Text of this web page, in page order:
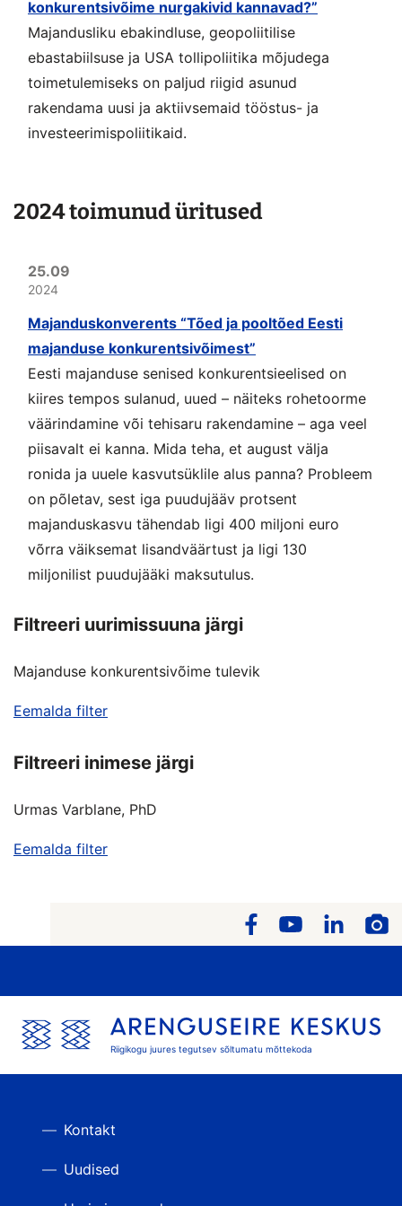
konkurentsivõime nurgakivid kannavad?”
Majandusliku ebakindluse, geopoliitilise
ebastabiilsuse ja USA tollipoliitika mõjudega
toimetulemiseks on paljud riigid asunud
rakendama uusi ja aktiivsemaid tööstus- ja
investeerimispoliitikaid.
2024 toimunud üritused
25.09
2024
Majanduskonverents “Tõed ja pooltõed Eesti
majanduse konkurentsivõimest”
Eesti majanduse senised konkurentsieelised on
kiires tempos sulanud, uued – näiteks rohetoorme
väärindamine või tehisaru rakendamine – aga veel
piisavalt ei kanna. Mida teha, et august välja
ronida ja uuele kasvutsüklile alus panna? Probleem
on põletav, sest iga puudujääv protsent
majanduskasvu tähendab ligi 400 miljoni euro
võrra väiksemat lisandväärtust ja ligi 130
miljonilist puudujääki maksutulus.
Filtreeri uurimissuuna järgi
Majanduse konkurentsivõime tulevik
Eemalda filter
Filtreeri inimese järgi
Urmas Varblane, PhD
Eemalda filter
Riigikogu juures tegutsev sõltumatu mõttekoda
Kontakt
Uudised